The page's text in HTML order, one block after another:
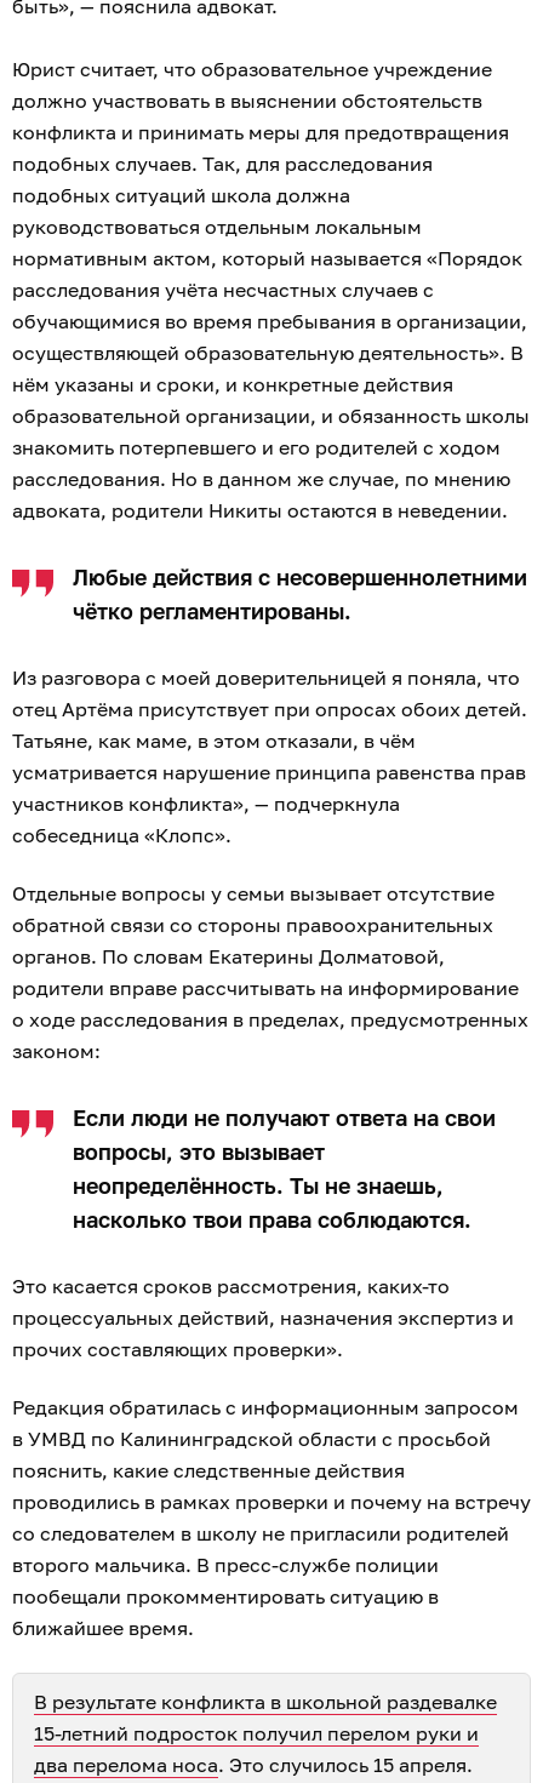
быть», — пояснила адвокат.
Юрист считает, что образовательное учреждение
должно участвовать в выяснении обстоятельств
конфликта и принимать меры для предотвращения
подобных случаев. Так, для расследования
подобных ситуаций школа должна
руководствоваться отдельным локальным
нормативным актом, который называется «Порядок
расследования учёта несчастных случаев с
обучающимися во время пребывания в организации,
осуществляющей образовательную деятельность». В
нём указаны и сроки, и конкретные действия
образовательной организации, и обязанность школы
знакомить потерпевшего и его родителей с ходом
расследования. Но в данном же случае, по мнению
адвоката, родители Никиты остаются в неведении.
Любые действия с несовершеннолетними
чётко регламентированы.
Из разговора с моей доверительницей я поняла, что
отец Артёма присутствует при опросах обоих детей.
Татьяне, как маме, в этом отказали, в чём
усматривается нарушение принципа равенства прав
участников конфликта», — подчеркнула
собеседница «Клопс».
Отдельные вопросы у семьи вызывает отсутствие
обратной связи со стороны правоохранительных
органов. По словам Екатерины Долматовой,
родители вправе рассчитывать на информирование
о ходе расследования в пределах, предусмотренных
законом:
Если люди не получают ответа на свои
вопросы, это вызывает
неопределённость. Ты не знаешь,
насколько твои права соблюдаются.
Это касается сроков рассмотрения, каких-то
процессуальных действий, назначения экспертиз и
прочих составляющих проверки».
Редакция обратилась с информационным запросом
в УМВД по Калининградской области с просьбой
пояснить, какие следственные действия
проводились в рамках проверки и почему на встречу
со следователем в школу не пригласили родителей
второго мальчика. В пресс-службе полиции
пообещали прокомментировать ситуацию в
ближайшее время.
В результате конфликта в школьной раздевалке
15-летний подросток получил перелом руки и
два перелома носа. Это случилось 15 апреля.